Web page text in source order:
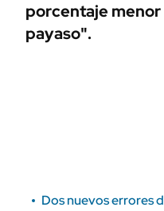
porcentaje
payaso".
Dos nuevos errores